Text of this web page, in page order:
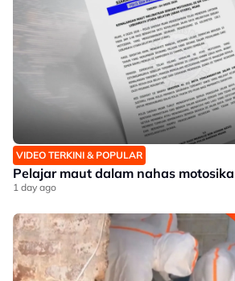
VIDEO TERKINI & POPULAR
Pelajar maut dalam nahas
1 day ago